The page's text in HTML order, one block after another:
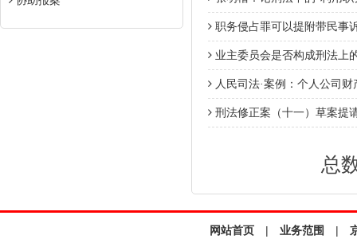
职务侵占罪可以提附带民事
业主委员会是否构成刑法上
人民司法·案例：个人公司
刑法修正案（十一）草案提
总
网站首页 | 业务范围 |